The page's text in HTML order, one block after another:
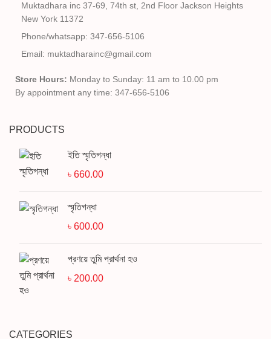
Muktadhara inc 37-69, 74th st, 2nd Floor Jackson Heights
New York 11372
Phone/whatsapp: 347-656-5106
Email: muktadharainc@gmail.com
Store Hours: Monday to Sunday: 11 am to 10.00 pm
By appointment any time: 347-656-5106
PRODUCTS
ইতি স্মৃতিগন্ধা
৳ 660.00
স্মৃতিগন্ধা
৳ 600.00
প্রণয়ে তুমি প্রার্থনা হও
৳ 200.00
CATEGORIES